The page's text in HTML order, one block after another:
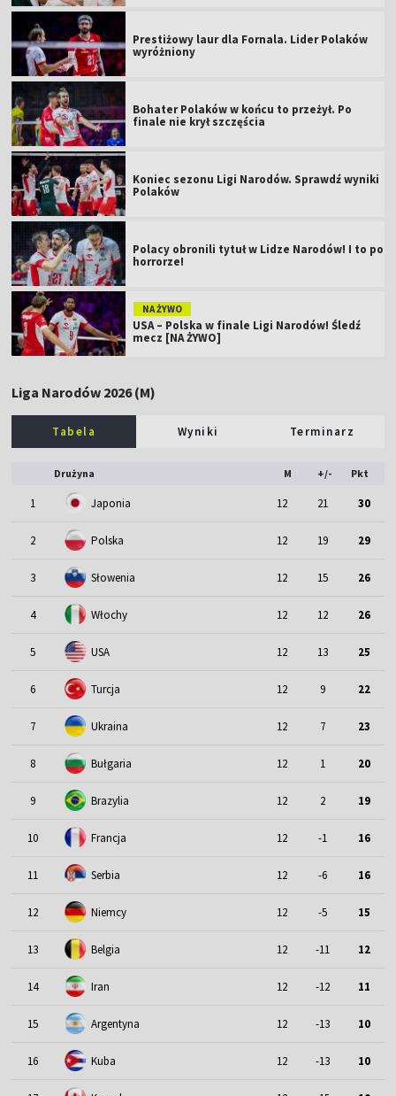
Prestiżowy laur dla Fornala. Lider Polaków
wyróżniony
Bohater Polaków w końcu to przeżył. Po
finale nie krył szczęścia
Koniec sezonu Ligi Narodów. Sprawdź wyniki
Polaków
Polacy obronili tytuł w Lidze Narodów! I to po
horrorze!
NA ŻYWO
USA – Polska w finale Ligi Narodów! Śledź
mecz [NA ŻYWO]
Liga Narodów 2026 (M)
Tabela Wyniki Terminarz
Drużyna M +/- Pkt
1 Japonia 12 21 30
2 Polska 12 19 29
3 Słowenia 12 15 26
4 Włochy 12 12 26
5 USA 12 13 25
6 Turcja 12 9 22
7 Ukraina 12 7 23
8 Bułgaria 12 1 20
9 Brazylia 12 2 19
10 Francja 12 -1 16
11 Serbia 12 -6 16
12 Niemcy 12 -5 15
13 Belgia 12 -11 12
14 Iran 12 -12 11
15 Argentyna 12 -13 10
16 Kuba 12 -13 10